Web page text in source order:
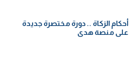
أحكام الزكاة .. دورة مختصرة جديدة
على منصة هدى